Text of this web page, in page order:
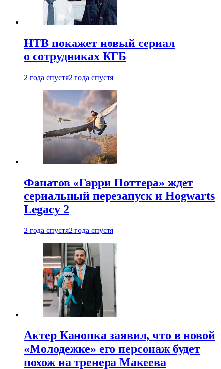
НТВ покажет новый сериал
о сотрудниках КГБ
2 года спустя2 года спустя
Фанатов «Гарри Поттера» ждет
сериальный перезапуск и Hogwarts
Legacy 2
2 года спустя2 года спустя
Актер Канопка заявил, что в новой
«Молодежке» его персонаж будет
похож на тренера Макеева